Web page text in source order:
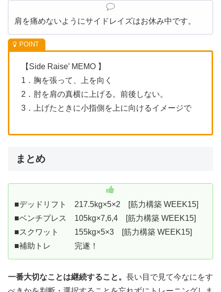
肩を痛めないようにサイドレイズはお休み中です。
【Side Raise’ MEMO 】
1．胸を張って、上を向く
2．肘を肩の真横に上げる。前後しない。
3．上げたときに小指側を上に向けるイメージで
まとめ
■デッドリフト 217.5kg×5×2 [筋力構築 WEEK15]
■ベンチプレス 105kg×7,6,4 [筋力構築 WEEK15]
■スクワット 155kg×5×3 [筋力構築 WEEK15]
■補助トレ 完遂！
一番大切なことは継続すること。 長い目で見て今なにをす